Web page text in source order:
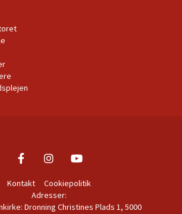
Kontakt
Cookiepolitik
Adresser:
Dronning Christines Plads 1, 5000